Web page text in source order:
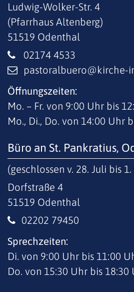
Ludwig-Wolker-Str. 4
(Pfarrhaus Altenberg)
51519 Odenthal
02174 4533
pastoralbuero@kirche-
Öffnungszeiten:
Mo. – Fr. von 9:00 Uhr bis
Mo., Di., Do. von 14:00 Uhr
Büro an St. Pankratius,
(geschlossen v. 28. Juli bis
Dorfstraße 4
51519 Odenthal
02202 79450
Sprechzeiten:
Di. von 9:00 Uhr bis 11:00
Do. von 15:30 Uhr bis 18:30